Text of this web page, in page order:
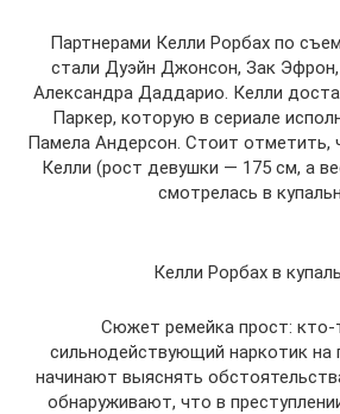
Партнерами Келли Рорбах по
стали Дуэйн Джонсон, Зак
Александра Даддарио. Келли
Паркер, которую в сериале
Памела Андерсон. Стоит отметить,
Келли (рост девушки — 175 см, а
смотрелась в
Келли Рорбах в
Сюжет ремейка прост: кто-
сильнодействующий наркотик на
начинают выяснять
обнаруживают, что в